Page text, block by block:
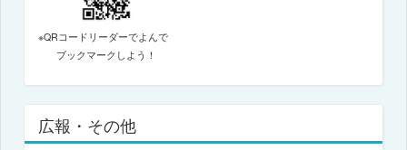
※QRコードリーダーでよんで
ブックマークしよう！
広報・その他